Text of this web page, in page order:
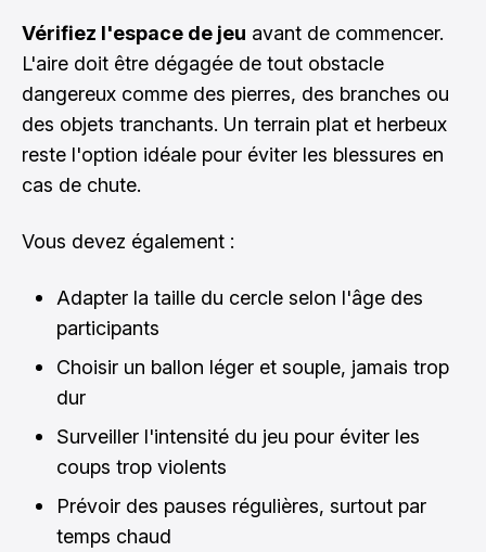
Vérifiez l'espace de jeu avant de commencer.
L'aire doit être dégagée de tout obstacle
dangereux comme des pierres, des branches ou
des objets tranchants. Un terrain plat et herbeux
reste l'option idéale pour éviter les blessures en
cas de chute.
Vous devez également :
Adapter la taille du cercle selon l'âge des
participants
Choisir un ballon léger et souple, jamais trop
dur
Surveiller l'intensité du jeu pour éviter les
coups trop violents
Prévoir des pauses régulières, surtout par
temps chaud